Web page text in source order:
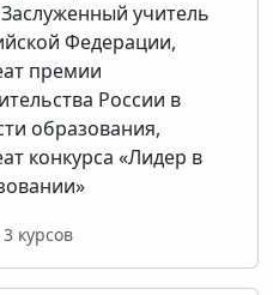
Заслуженный учитель
Федерации,
премии
России в
образования,
конкурса «Лидер в
курсов